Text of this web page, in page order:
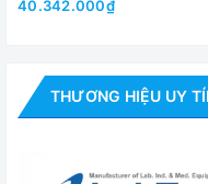
40.342.000₫
THƯƠNG HIỆU UY